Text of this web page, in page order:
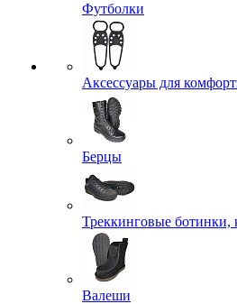
Футболки
Аксессуары для
Берцы
Треккинговые ботинки,
Валеши